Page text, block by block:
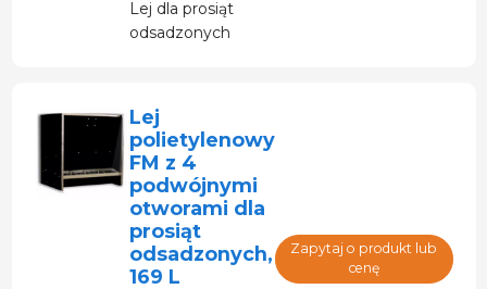
Lej dla prosiąt
odsadzonych
Lej
polietylenowy
FM z 4
podwójnymi
otworami dla
prosiąt
odsadzonych,
169 L
Zapytaj o produkt lub
cenę